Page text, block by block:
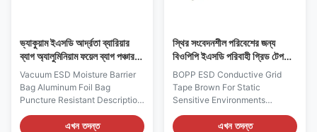
ভ্যাকুয়াম ইএসডি আর্দ্রতা ব্যারিয়ার
ব্যাগ অ্যালুমিনিয়াম ফয়েল ব্যাগ পঞ্চার
প্রতিরোধী
Vacuum ESD Moisture Barrier
Bag Aluminum Foil Bag
Puncture Resistant Description:
1, It is constructed from a
laminate of multiple layers of
এখন তদন্ত
স্থির সংবেদনশীল পরিবেশের জন্য
বিওপিপি ইএসডি পরিবাহী গ্রিড টেপ
ব্রাউন
BOPP ESD Conductive Grid
Tape Brown For Static
Sensitive Environments
Description: 1, It is made of
conductive BOPP material with
এখন তদন্ত